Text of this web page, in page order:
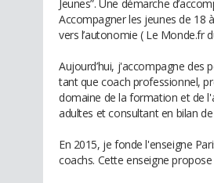
Jeunes”. Une démarche
Accompagner les jeunes de 18
vers l’autonomie ( Le Monde.fr
Aujourd’hui, j'accompagne des
tant que coach professionnel,
domaine de la formation et de
adultes et consultant en bilan
En 2015, je fonde l'enseigne
coachs. Cette enseigne